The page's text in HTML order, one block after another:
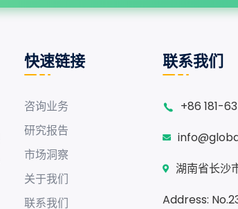
快速链接
咨询业务
研究报告
市场洞察
关于我们
联系我们
联系我们
+86 181-
湖南省长沙
Address: